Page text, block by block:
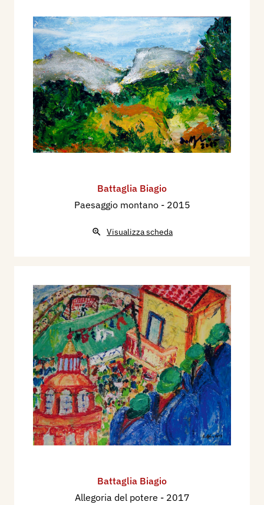
Battaglia Biagio
Paesaggio montano - 2015
Visualizza scheda
Battaglia Biagio
Allegoria del potere - 2017